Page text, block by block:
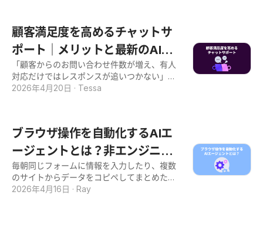
学習との関係性とい
うたうツールが溢れ、選定の決め手を見出し
にくい状況も続いています。 本記事では、A
gentic Searchの仕組みと従来のRAGとの違
い、導入メリットと留意点、Google・Open
AI・Microsoftなど主要企業の活用事例を体系
的に整理しました。 さらに、Agentic Searc
ます。背景にあるのは生成AIの急速な普及で
す。「ChatGPTを導入したのに期待通りの成
果が出ない」「自社の業務文脈をAIが理解し
てくれない」といった悩みを抱える企業が増
えていますが、その原因の多くはツール選定
ではなく、AIに読ませるべきSOPが社内に整
はありません。人とAIが共通で参照する業務
定義書へと役割が進化し、SOPを持たない企
業は生成AIの恩恵を受けられない時代に入っ
ています。 本記事では、SOPの基本定義から
マニュアルとの違い、AI時代に求められる新
しい要件、そしてSOPの次世代形である「A
顧客満足度を高めるチャットサ
ポート｜メリットと最新のAI活
用による業務変革
「顧客からのお問い合わせ件数が増え、有人
対応だけではレスポンスが追いつかない」
「チャットボットを導入したが、期待通りの
ースでいかに効率化を図るかは、多くのCSマ
ネージャーにとって共通の課題です。 今回の
記事で紹介するチャットサポートは、CS業界
の慢性的な人手不足に対処するために導入が
進んでおり、今や顧客接点の中心となってい
ます。 しかし、その手法は有人対応からワー
2026年4月20日 · Tessa
ブラウザ操作を自動化するAIエ
ージェントとは？非エンジニア
でもわかる基本と活用法
毎朝同じフォームに情報を入力したり、複数
のサイトからデータをコピペしてまとめたり
と、「繰り返しのブラウザ操作を自動化でき
2026年4月16日 · Ray